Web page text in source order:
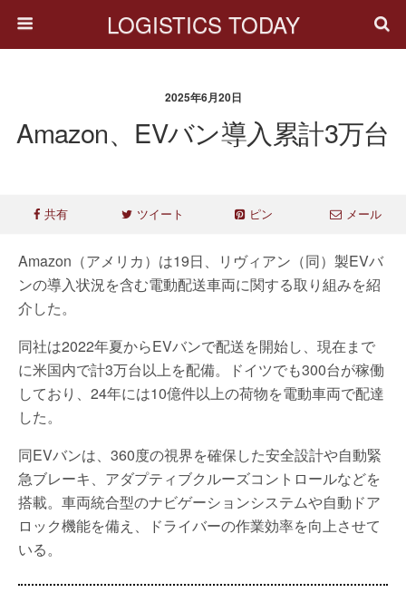
LOGISTICS TODAY
2025年6月20日
Amazon、EVバン導入累計3万台
共有 ツイート ピン メール
Amazon（アメリカ）は19日、リヴィアン（同）製EVバ
ンの導入状況を含む電動配送車両に関する取り組みを紹
介した。
同社は2022年夏からEVバンで配送を開始し、現在まで
に米国内で計3万台以上を配備。ドイツでも300台が稼働
しており、24年には10億件以上の荷物を電動車両で配達
した。
同EVバンは、360度の視界を確保した安全設計や自動緊
急ブレーキ、アダプティブクルーズコントロールなどを
搭載。車両統合型のナビゲーションシステムや自動ドア
ロック機能を備え、ドライバーの作業効率を向上させて
いる。